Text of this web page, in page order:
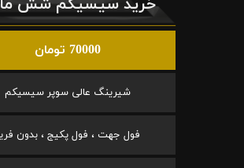
خرید سیسیکم شش
70000 تومان
شیرینگ عالی سوپر سیسیکم
فول جهت ، فول پکیج ، بدون